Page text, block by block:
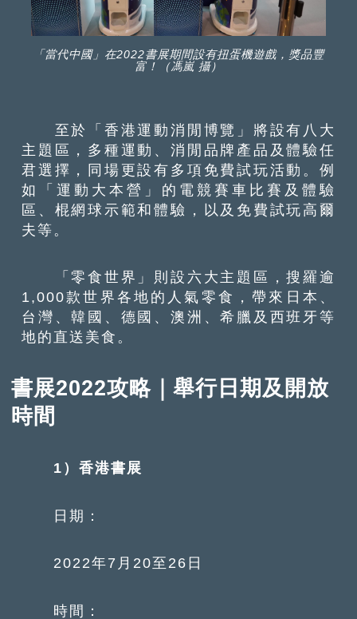
「當代中國」在2022書展期間設有扭蛋機遊戲，獎品豐
富！（馮嵐 攝）
至於「香港運動消閒博覽」將設有八大
主題區，多種運動、消閒品牌產品及體驗任
君選擇，同場更設有多項免費試玩活動。例
如「運動大本營」的電競賽車比賽及體驗
區、棍網球示範和體驗，以及免費試玩高爾
夫等。
「零食世界」則設六大主題區，搜羅逾
1,000款世界各地的人氣零食，帶來日本、
台灣、韓國、德國、澳洲、希臘及西班牙等
地的直送美食。
書展2022攻略｜舉行日期及開放
時間
1）香港書展
日期：
2022年7月20至26日
時間：